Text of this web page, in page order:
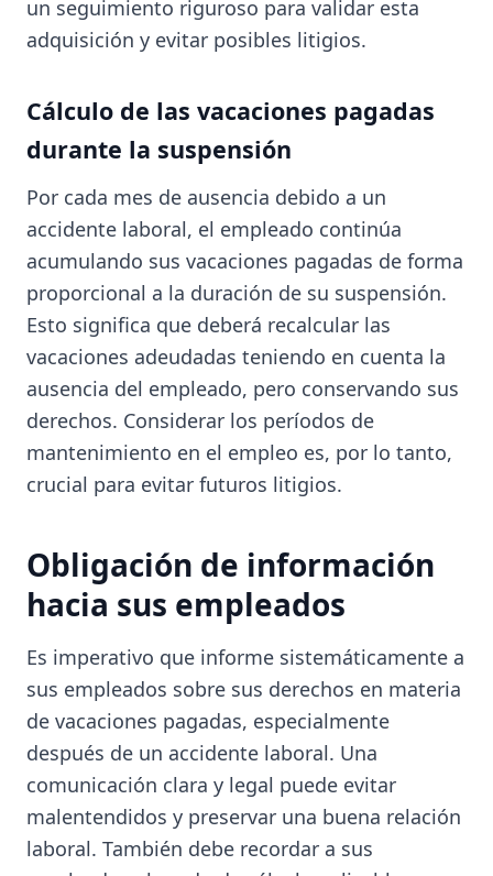
un seguimiento riguroso para validar esta
adquisición y evitar posibles litigios.
Cálculo de las vacaciones pagadas
durante la suspensión
Por cada mes de ausencia debido a un
accidente laboral, el empleado continúa
acumulando sus vacaciones pagadas de forma
proporcional a la duración de su suspensión.
Esto significa que deberá recalcular las
vacaciones adeudadas teniendo en cuenta la
ausencia del empleado, pero conservando sus
derechos. Considerar los períodos de
mantenimiento en el empleo es, por lo tanto,
crucial para evitar futuros litigios.
Obligación de información
hacia sus empleados
Es imperativo que informe sistemáticamente a
sus empleados sobre sus derechos en materia
de vacaciones pagadas, especialmente
después de un accidente laboral. Una
comunicación clara y legal puede evitar
malentendidos y preservar una buena relación
laboral. También debe recordar a sus